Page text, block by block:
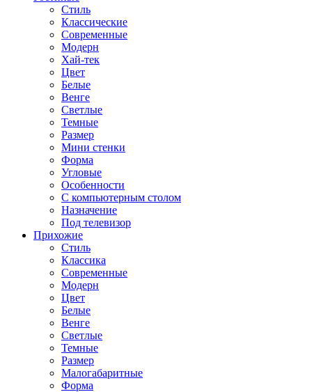
Стиль
Классические
Современные
Модерн
Хай-тек
Цвет
Белые
Венге
Светлые
Темные
Размер
Мини стенки
Форма
Угловые
Особенности
С компьютерным столом
Назначение
Под телевизор
Прихожие
Стиль
Классика
Современные
Модерн
Цвет
Белые
Венге
Светлые
Темные
Размер
Малогабаритные
Форма